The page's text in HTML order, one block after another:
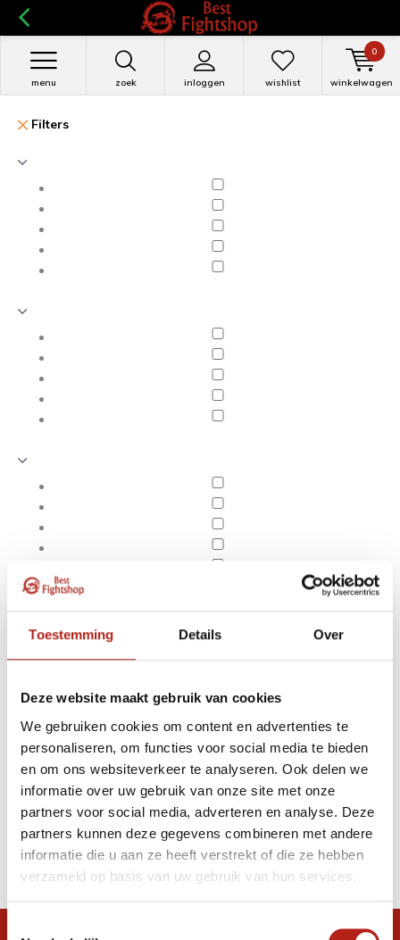
Toestemming Details Over
Deze website maakt gebruik van cookies
We gebruiken cookies om content en advertenties te
personaliseren, om functies voor social media te bieden
en om ons websiteverkeer te analyseren. Ook delen we
informatie over uw gebruik van onze site met onze
partners voor social media, adverteren en analyse. Deze
partners kunnen deze gegevens combineren met andere
informatie die u aan ze heeft verstrekt of die ze hebben
verzameld op basis van uw gebruik van hun services.
zoek inloggen
menu wishlist winkelwagen
0
Filters
Apply filters
Half gekleurde
vechtsport banden
Producten
Filter
Sorteren op